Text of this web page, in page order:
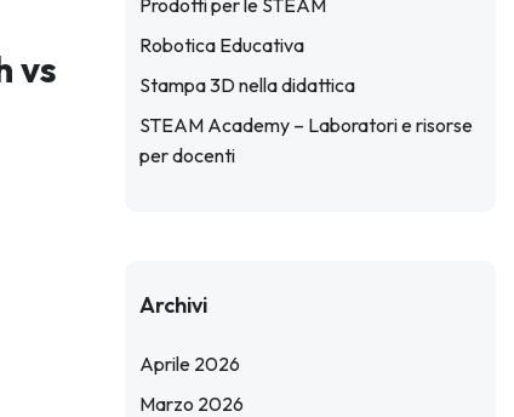
vs
Robotica Educativa
Stampa 3D nella didattica
STEAM Academy – Laboratori e risorse
per docenti
Archivi
Aprile 2026
Marzo 2026